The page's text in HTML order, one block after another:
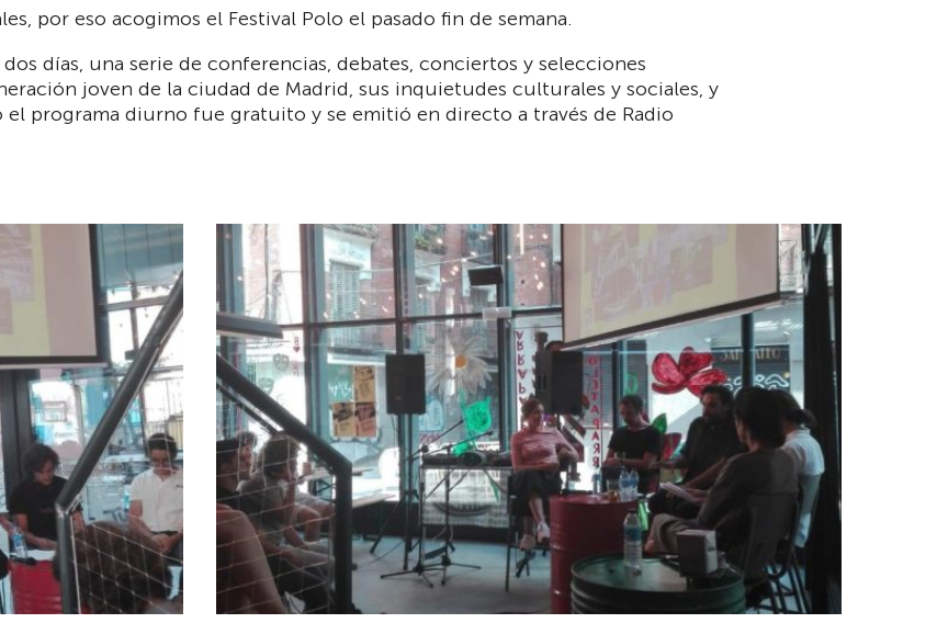
por eso acogimos el Festival Polo el pasado fin de semana.
días, una serie de conferencias, debates, conciertos y selecciones
joven de la ciudad de Madrid, sus inquietudes culturales y sociales, y
el programa diurno fue gratuito y se emitió en directo a través de Radio